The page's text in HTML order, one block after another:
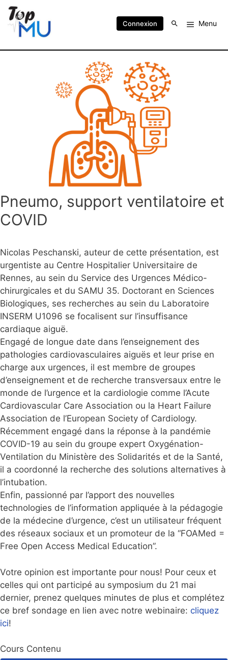
Connexion Menu
Pneumo, support ventilatoire et
COVID
Nicolas Peschanski, auteur de cette présentation, est
urgentiste au Centre Hospitalier Universitaire de
Rennes, au sein du Service des Urgences Médico-
chirurgicales et du SAMU 35. Doctorant en Sciences
Biologiques, ses recherches au sein du Laboratoire
INSERM U1096 se focalisent sur l’insuffisance
cardiaque aiguë.
Engagé de longue date dans l’enseignement des
pathologies cardiovasculaires aiguës et leur prise en
charge aux urgences, il est membre de groupes
d’enseignement et de recherche transversaux entre le
monde de l’urgence et la cardiologie comme l’Acute
Cardiovascular Care Association ou la Heart Failure
Association de l’European Society of Cardiology.
Récemment engagé dans la réponse à la pandémie
COVID-19 au sein du groupe expert Oxygénation-
Ventilation du Ministère des Solidarités et de la Santé,
il a coordonné la recherche des solutions alternatives à
l’intubation.
Enfin, passionné par l’apport des nouvelles
technologies de l’information appliquée à la pédagogie
de la médecine d’urgence, c’est un utilisateur fréquent
des réseaux sociaux et un promoteur de la “FOAMed =
Free Open Access Medical Education”.
Votre opinion est importante pour nous! Pour ceux et
celles qui ont participé au symposium du 21 mai
dernier, prenez quelques minutes de plus et complétez
ce bref sondage en lien avec notre webinaire: cliquez
ici!
Cours Contenu